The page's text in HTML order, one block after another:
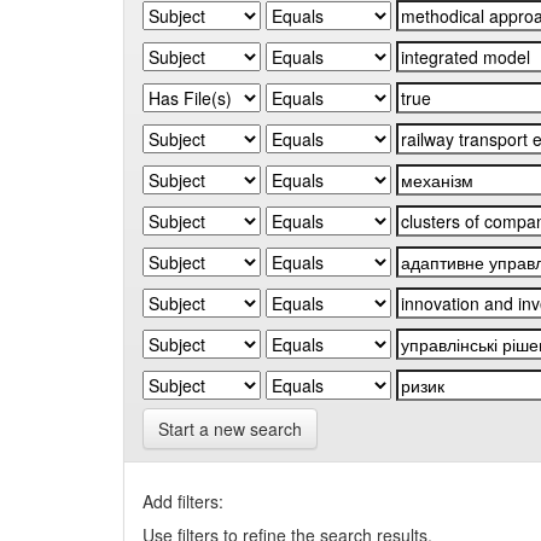
Start a new search
Add filters:
Use filters to refine the search results.